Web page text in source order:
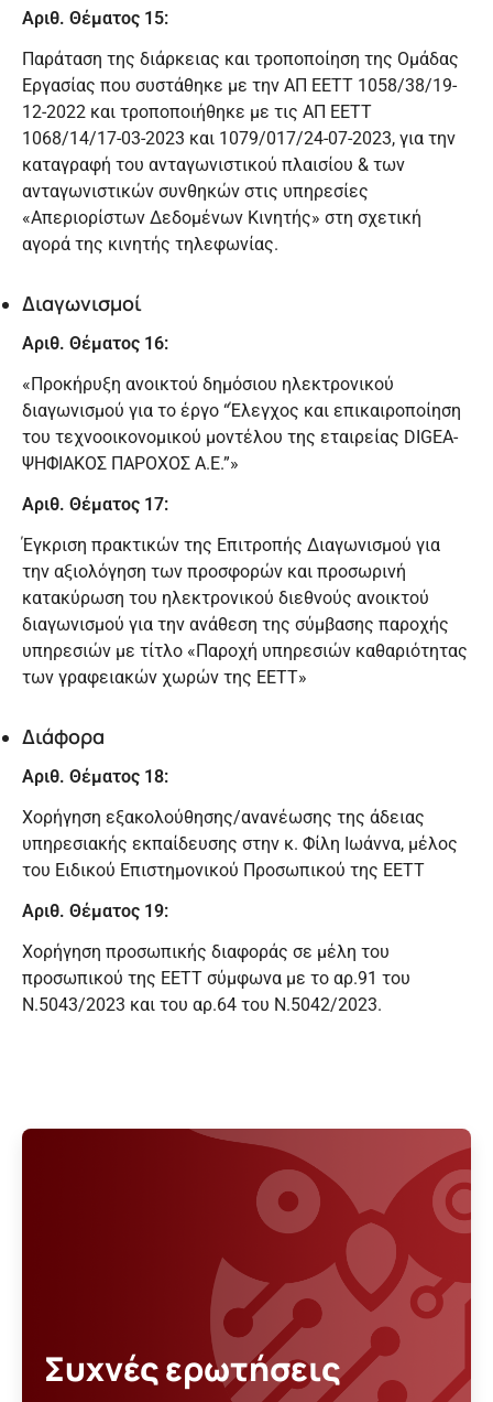
Αριθ. Θέματος 15:
Παράταση της διάρκειας και τροποποίηση της Ομάδας
Εργασίας που συστάθηκε με την ΑΠ ΕΕΤΤ 1058/38/19-
12-2022 και τροποποιήθηκε με τις ΑΠ ΕΕΤΤ
1068/14/17-03-2023 και 1079/017/24-07-2023, για την
καταγραφή του ανταγωνιστικού πλαισίου & των
ανταγωνιστικών συνθηκών στις υπηρεσίες
«Απεριορίστων Δεδομένων Κινητής» στη σχετική
αγορά της κινητής τηλεφωνίας.
Διαγωνισμοί
Αριθ. Θέματος 16:
«Προκήρυξη ανοικτού δημόσιου ηλεκτρονικού
διαγωνισμού για το έργο “Έλεγχος και επικαιροποίηση
του τεχνοοικονομικού μοντέλου της εταιρείας DIGEA-
ΨΗΦΙΑΚΟΣ ΠΑΡΟΧΟΣ Α.Ε.”»
Αριθ. Θέματος 17:
Έγκριση πρακτικών της Επιτροπής Διαγωνισμού για
την αξιολόγηση των προσφορών και προσωρινή
κατακύρωση του ηλεκτρονικού διεθνούς ανοικτού
διαγωνισμού για την ανάθεση της σύμβασης παροχής
υπηρεσιών με τίτλο «Παροχή υπηρεσιών καθαριότητας
των γραφειακών χωρών της ΕΕΤΤ»
Διάφορα
Αριθ. Θέματος 18:
Χορήγηση εξακολούθησης/ανανέωσης της άδειας
υπηρεσιακής εκπαίδευσης στην κ. Φίλη Ιωάννα, μέλος
του Ειδικού Επιστημονικού Προσωπικού της ΕΕΤΤ
Αριθ. Θέματος 19:
Χορήγηση προσωπικής διαφοράς σε μέλη του
προσωπικού της ΕΕΤΤ σύμφωνα με το αρ.91 του
Ν.5043/2023 και του αρ.64 του Ν.5042/2023.
Συχνές ερωτήσεις